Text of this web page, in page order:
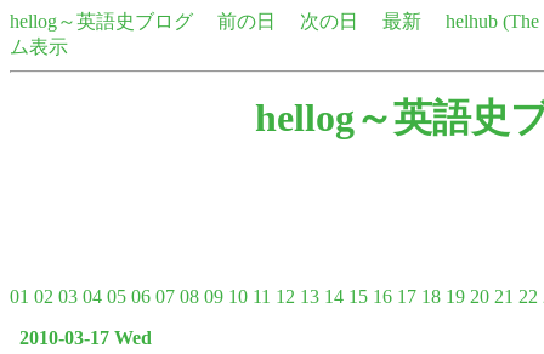
hellog～英語史ブログ 前の日 次の日 最新
helhub
ム表示
hellog～英語史
01 02 03 04 05 06 07 08 09 10 11 12 13 14 15 16 17 18 19 20 21 22
2010-03-17 Wed